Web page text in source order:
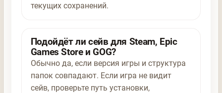
текущих сохранений.
Подойдёт ли сейв для Steam, Epic
Games Store и GOG?
Обычно да, если версия игры и структура
папок совпадают. Если игра не видит
сейв, проверьте путь установки,